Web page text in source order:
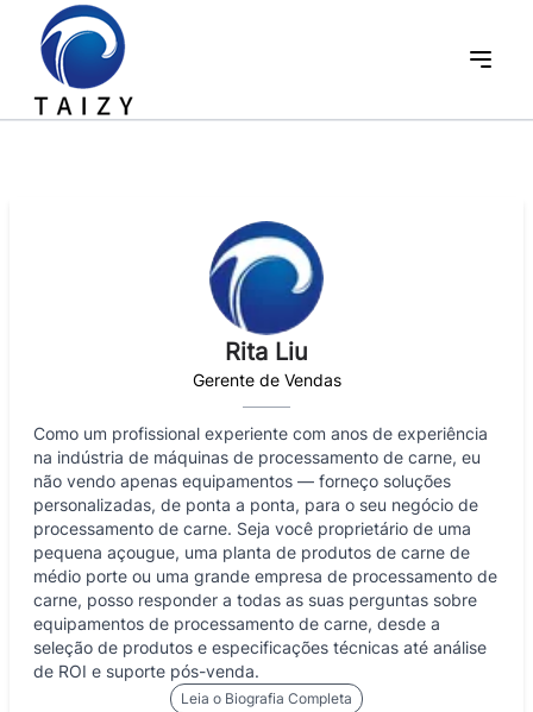
Rita Liu
Gerente de Vendas
Como um profissional experiente com anos de experiência
na indústria de máquinas de processamento de carne, eu
não vendo apenas equipamentos — forneço soluções
personalizadas, de ponta a ponta, para o seu negócio de
processamento de carne. Seja você proprietário de uma
pequena açougue, uma planta de produtos de carne de
médio porte ou uma grande empresa de processamento de
carne, posso responder a todas as suas perguntas sobre
equipamentos de processamento de carne, desde a
seleção de produtos e especificações técnicas até análise
de ROI e suporte pós-venda.
Leia o Biografia Completa